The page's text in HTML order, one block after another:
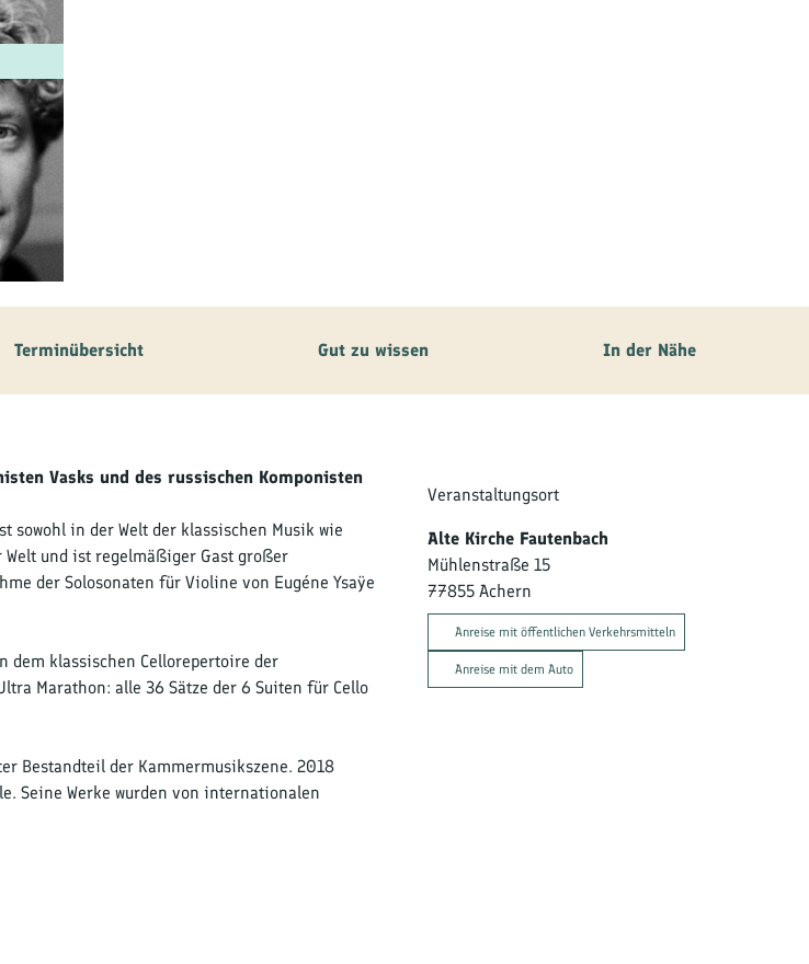
Terminübersicht Gut zu wissen In der Nähe
Vasks und des russischen Komponisten
in der Welt der klassischen Musik wie
und ist regelmäßiger Gast großer
der Solosonaten für Violine von Eugéne Ysaÿe
dem klassischen Cellorepertoire der
Marathon: alle 36 Sätze der 6 Suiten für Cello
Bestandteil der Kammermusikszene. 2018
Seine Werke wurden von internationalen
Veranstaltungsort
Alte Kirche Fautenbach
Mühlenstraße 15
77855 Achern
Anreise mit öffentlichen Verkehrsmitteln
Anreise mit dem Auto